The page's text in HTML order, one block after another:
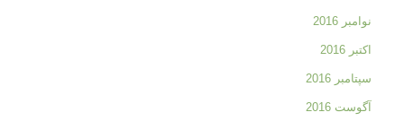
نوامبر 2016
اکتبر 2016
سپتامبر 2016
آگوست 2016